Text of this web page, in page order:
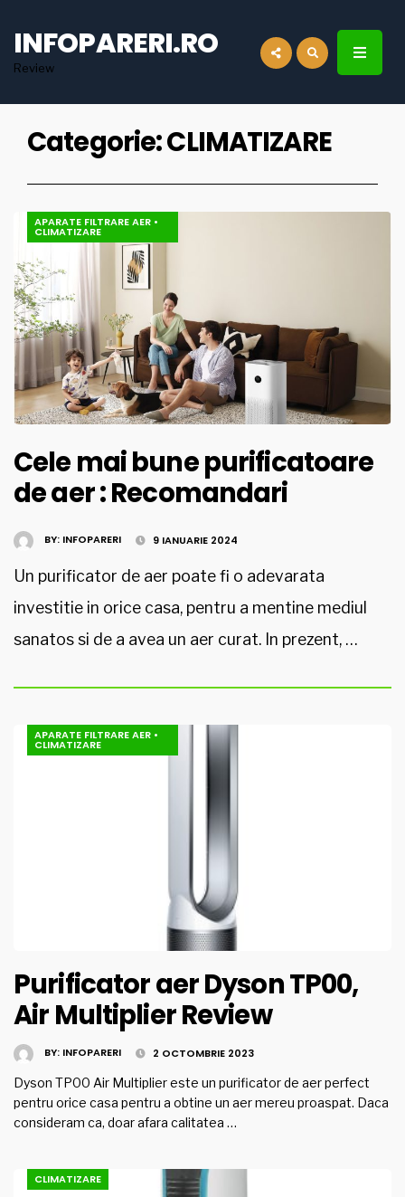
INFOPARERI.RO
Review
Categorie:CLIMATIZARE
APARATE FILTRARE AER •
CLIMATIZARE
Cele mai bune purificatoare
de aer : Recomandari
BY: INFOPARERI 9 IANUARIE 2024
Un purificator de aer poate fi o adevarata
investitie in orice casa, pentru a mentine mediul
sanatos si de a avea un aer curat. In prezent, …
APARATE FILTRARE AER •
CLIMATIZARE
Purificator aer Dyson TP00,
Air Multiplier Review
BY: INFOPARERI 2 OCTOMBRIE 2023
Dyson TP00 Air Multiplier este un purificator de aer perfect
pentru orice casa pentru a obtine un aer mereu proaspat. Daca
consideram ca, doar afara calitatea …
CLIMATIZARE